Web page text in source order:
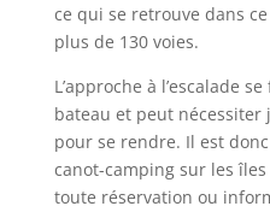
ce qui se retrouve dans
plus de 130 voies.
L’approche à l’escalade
bateau et peut nécessiter
pour se rendre. Il est
canot-camping sur les
toute réservation ou